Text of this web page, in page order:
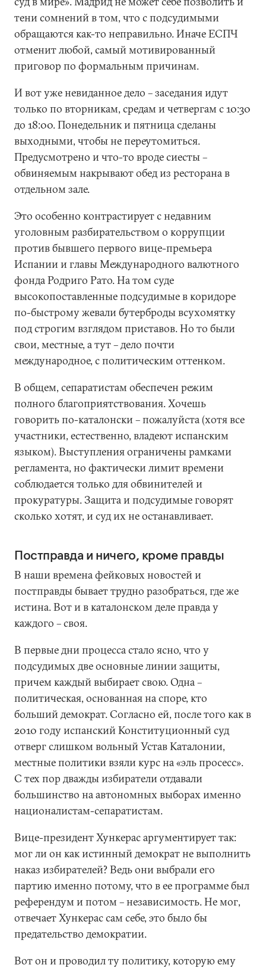
тени сомнений в том, что с подсудимыми
обращаются как-то неправильно. Иначе ЕСПЧ
отменит любой, самый мотивированный
приговор по формальным причинам.
И вот уже невиданное дело – заседания идут
только по вторникам, средам и четвергам с 10:30
до 18:00. Понедельник и пятница сделаны
выходными, чтобы не переутомиться.
Предусмотрено и что-то вроде сиесты –
обвиняемым накрывают обед из ресторана в
отдельном зале.
Это особенно контрастирует с недавним
уголовным разбирательством о коррупции
против бывшего первого вице-премьера
Испании и главы Международного валютного
фонда Родриго Рато. На том суде
высокопоставленные подсудимые в коридоре
по-быстрому жевали бутерброды всухомятку
под строгим взглядом приставов. Но то были
свои, местные, а тут – дело почти
международное, с политическим оттенком.
В общем, сепаратистам обеспечен режим
полного благоприятствования. Хочешь
говорить по-каталонски – пожалуйста (хотя все
участники, естественно, владеют испанским
языком). Выступления ограничены рамками
регламента, но фактически лимит времени
соблюдается только для обвинителей и
прокуратуры. Защита и подсудимые говорят
сколько хотят, и суд их не останавливает.
Постправда и ничего, кроме правды
В наши времена фейковых новостей и
постправды бывает трудно разобраться, где же
истина. Вот и в каталонском деле правда у
каждого – своя.
В первые дни процесса стало ясно, что у
подсудимых две основные линии защиты,
причем каждый выбирает свою. Одна –
политическая, основанная на споре, кто
больший демократ. Согласно ей, после того как в
2010 году испанский Конституционный суд
отверг слишком вольный Устав Каталонии,
местные политики взяли курс на «эль просесс».
С тех пор дважды избиратели отдавали
большинство на автономных выборах именно
националистам-сепаратистам.
Вице-президент Хункерас аргументирует так:
мог ли он как истинный демократ не выполнить
наказ избирателей? Ведь они выбрали его
партию именно потому, что в ее программе был
референдум и потом – независимость. Не мог,
отвечает Хункерас сам себе, это было бы
предательство демократии.
Вот он и проводил ту политику, которую ему